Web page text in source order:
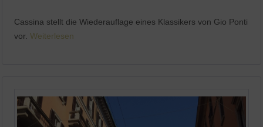
Cassina stellt die Wiederauflage eines Klassikers von Gio Ponti
vor.Weiterlesen